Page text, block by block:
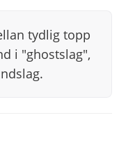
tydlig topp
i "ghostslag",